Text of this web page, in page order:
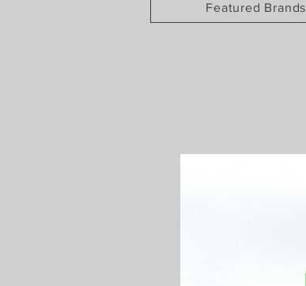
Featured Brands